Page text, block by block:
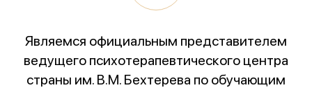
«Феникс: Призвание и Мастерство».
Организаторы:Министерство Здравоохранения и
НМИЦ им. В.М. Бехтерева.
Являемся официальным представителем
ведущего психотерапевтического центра
страны им. В.М. Бехтерева по обучающим